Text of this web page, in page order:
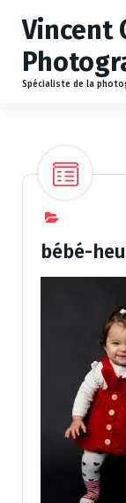
Vincent
Spécialiste de la
bébé-